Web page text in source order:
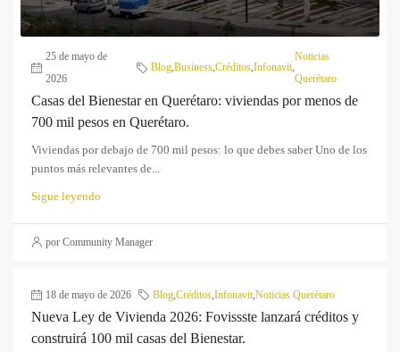
25 de mayo de
2026
Blog,Business,Créditos,Infonavit,
Noticias
Querétaro
Casas del Bienestar en Querétaro: viviendas por menos de
700 mil pesos en Querétaro.
Viviendas por debajo de 700 mil pesos: lo que debes saber Uno de los
puntos más relevantes de...
Sigue leyendo
por Community Manager
18 de mayo de 2026 Blog Créditos Infonavit Noticias Querétaro
Nueva Ley de Vivienda 2026: Fovissste lanzará créditos y
construirá 100 mil casas del Bienestar.